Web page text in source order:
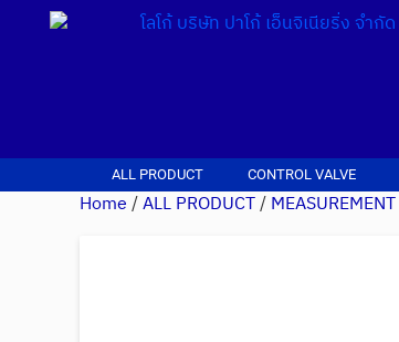
ALL PRODUCT CONTROL VALVE
Home/ALL PRODUCT/MEASUREMENT